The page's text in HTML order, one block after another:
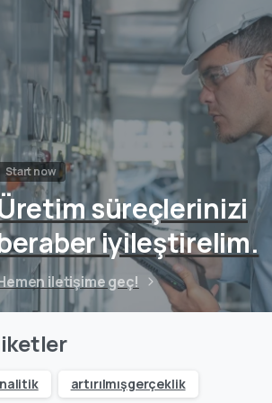
Start now
süreçlerinizi
iyileştirelim.
iletişime geç!
artırılmışgerçeklik